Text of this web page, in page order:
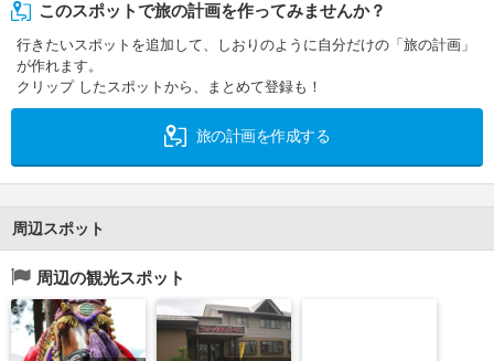
このスポットで旅の計画を作ってみませんか？
行きたいスポットを追加して、しおりのように自分だけの「旅の計画」
が作れます。
クリップ したスポットから、まとめて登録も！
旅の計画を作成する
周辺スポット
周辺の観光スポット